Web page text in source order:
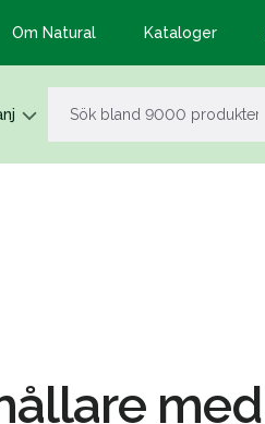
Om Natural Kataloger